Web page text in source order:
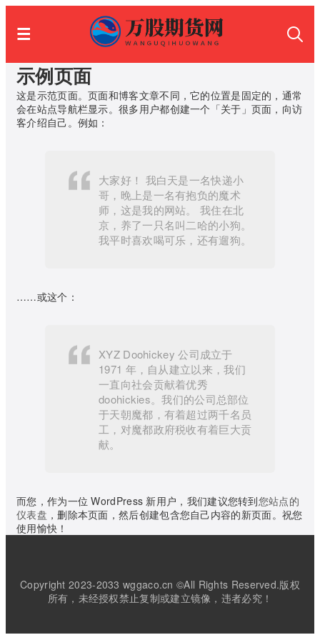
示例页面
这是示范页面。页面和博客文章不同，它的位置是固定的，通常
会在站点导航栏显示。很多用户都创建一个「关于」页面，向访
客介绍自己。例如：
大家好！ 我白天是一名快递小
哥，晚上是一名有抱负的魔术
师，这是我的网站。 我住在北
京，养了一只名叫二哈的小狗。
我平时喜欢喝可乐，还有遛狗。
……或这个：
XYZ Doohickey 公司成立于
1971 年，自从建立以来，我们
一直向社会贡献着优秀
doohickies。我们的公司总部位
于天朝魔都，有着超过两千名员
工，对魔都政府税收有着巨大贡
献。
而您，作为一位 WordPress 新用户，我们建议您转到您站点的
仪表盘 ，删除本页面，然后创建包含您自己内容的新页面。祝您
使用愉快！
Copyright 2023-2033 wggaco.cn ©All Rights Reserved.版权
所有，未经授权禁止复制或建立镜像，违者必究！